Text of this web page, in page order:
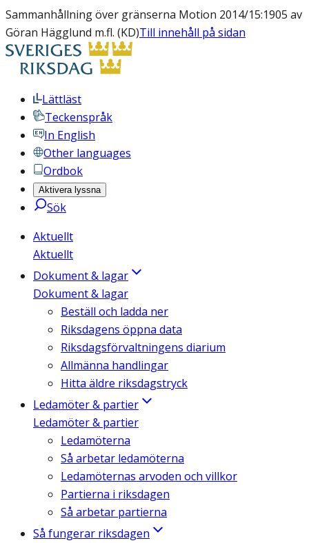
Sammanhållning över gränserna Motion 2014/15:1905 av
Göran Hägglund m.fl. (KD)Till innehåll på sidan
Lättläst
Teckenspråk
In English
Other languages
Ordbok
Aktivera lyssna
Sök
Aktuellt
Aktuellt
Dokument & lagar
Dokument & lagar
Beställ och ladda ner
Riksdagens öppna data
Riksdagsförvaltningens diarium
Allmänna handlingar
Hitta äldre riksdagstryck
Ledamöter & partier
Ledamöter & partier
Ledamöterna
Så arbetar ledamöterna
Ledamöternas arvoden och villkor
Partierna i riksdagen
Så arbetar partierna
Så fungerar riksdagen